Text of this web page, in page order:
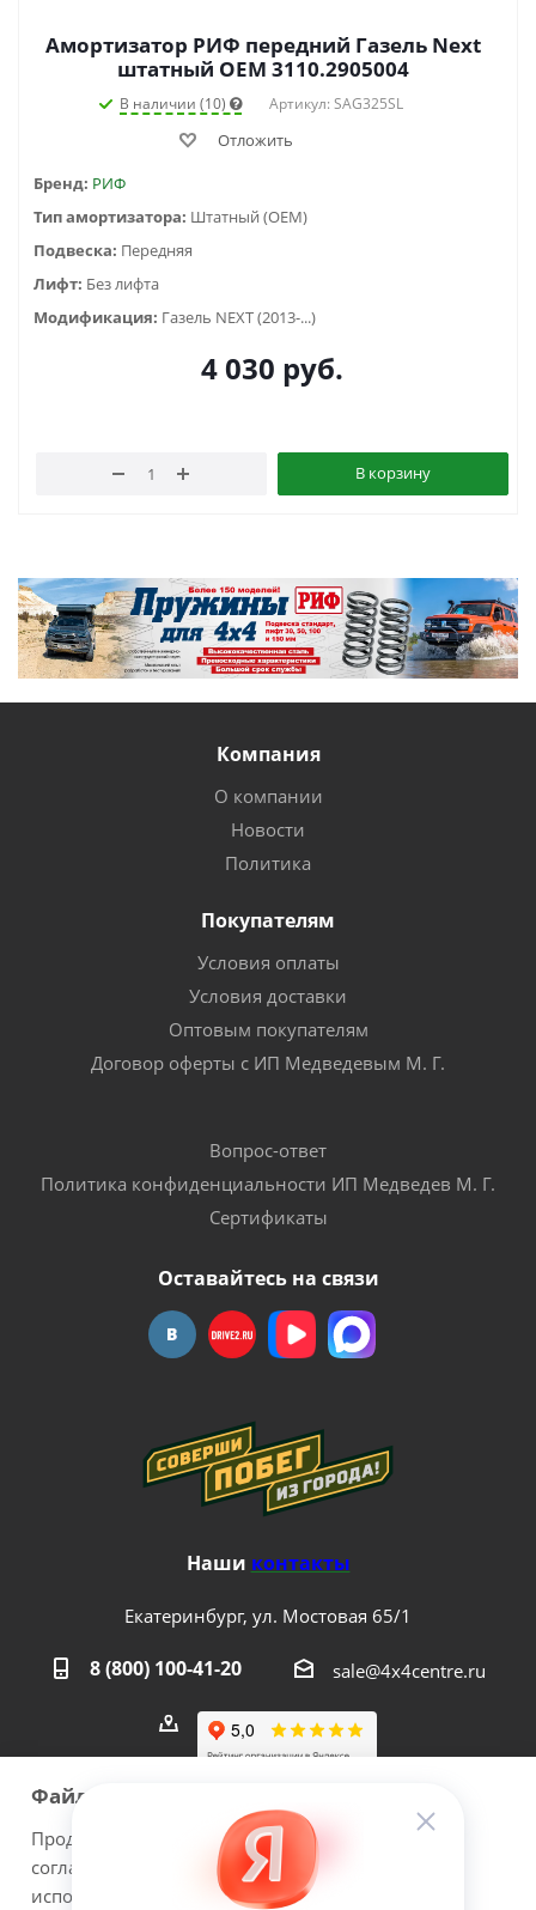
Амортизатор РИФ передний Газель Next
штатный OEM 3110.2905004
В наличии (10) Артикул: SAG325SL
Отложить
Бренд: РИФ
Тип амортизатора: Штатный (OEM)
Подвеска: Передняя
Лифт: Без лифта
Модификация: Газель NEXT (2013-...)
4 030 руб.
В корзину
Компания
О компании
Новости
Политика
Покупателям
Условия оплаты
Условия доставки
Оптовым покупателям
Договор оферты с ИП Медведевым М. Г.
Вопрос-ответ
Политика конфиденциальности ИП Медведев М. Г.
Сертификаты
Оставайтесь на связи
Наши контакты
Екатеринбург, ул. Мостовая 65/1
8 (800) 100-41-20 sale@4x4centre.ru
2026 © 4х4Centre - интернет-магазин внедорожного
Файлы cookie
Продолжая использовать наш сайт Вы даете
согласие на обработку файлов cookie и
использовании сервисов веб-аналитики